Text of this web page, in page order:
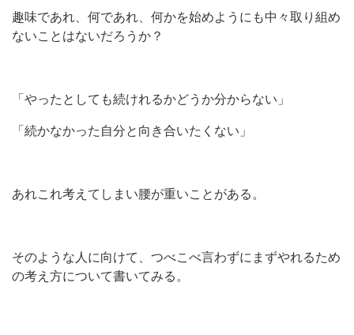
趣味であれ、何であれ、何かを始めようにも中々取り組め
ないことはないだろうか？
「やったとしても続けれるかどうか分からない」
「続かなかった自分と向き合いたくない」
あれこれ考えてしまい腰が重いことがある。
そのような人に向けて、つべこべ言わずにまずやれるため
の考え方について書いてみる。